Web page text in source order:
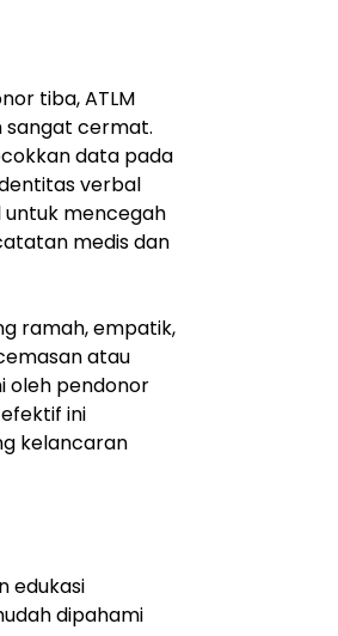
tiba, ATLM
sangat cermat.
data pada
verbal
untuk mencegah
medis dan
ramah, empatik,
atau
oleh pendonor
ini
kelancaran
edukasi
dipahami